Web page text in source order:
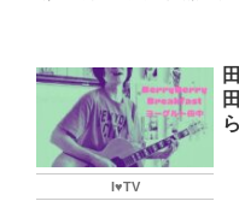
I♥️TV